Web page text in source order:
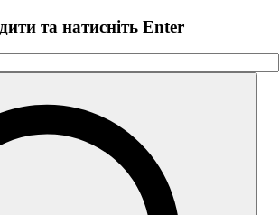
та натиснiть Enter